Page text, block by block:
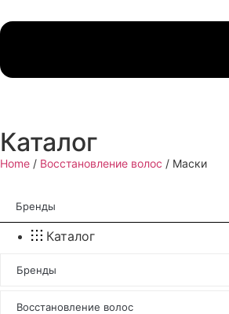
Каталог
Home / Восстановление волос / Маски
Бренды
Каталог
Бренды
Восстановление волос